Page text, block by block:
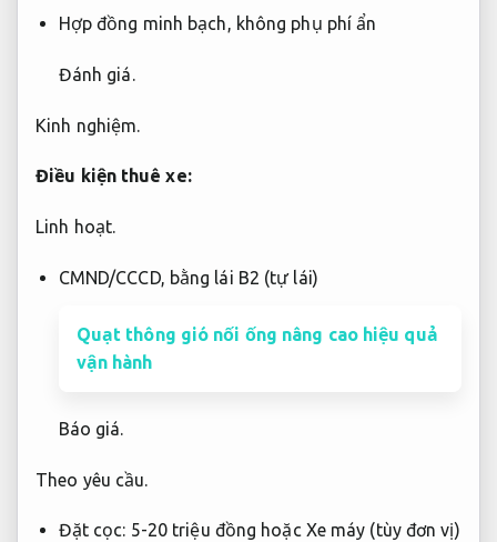
Hợp đồng minh bạch, không phụ phí ẩn
Đánh giá.
Kinh nghiệm.
Điều kiện thuê xe:
Linh hoạt.
CMND/CCCD, bằng lái B2 (tự lái)
Quạt thông gió nối ống nâng cao hiệu quả
vận hành
Báo giá.
Theo yêu cầu.
Đặt cọc: 5-20 triệu đồng hoặc Xe máy (tùy đơn vị)